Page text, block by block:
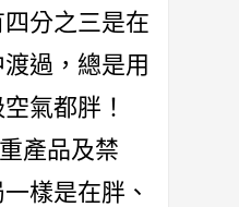
分之三是在
過，總是用
氣都胖！
產品及禁
樣是在胖、